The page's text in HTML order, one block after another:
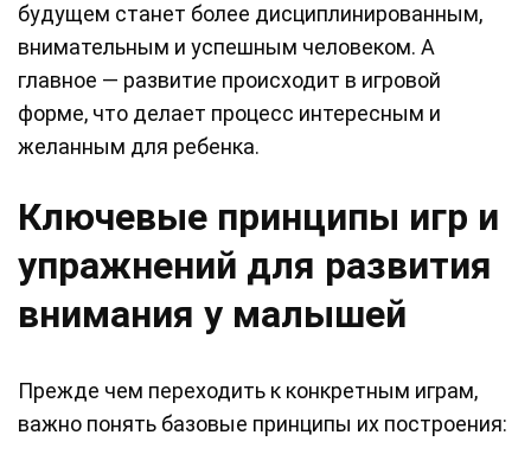
будущем станет более дисциплинированным,
внимательным и успешным человеком. А
главное — развитие происходит в игровой
форме, что делает процесс интересным и
желанным для ребенка.
Ключевые принципы игр и
упражнений для развития
внимания у малышей
Прежде чем переходить к конкретным играм,
важно понять базовые принципы их построения: